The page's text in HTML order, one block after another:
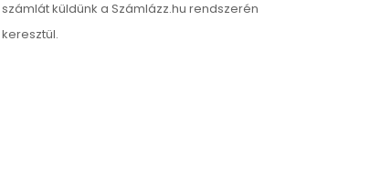
számlát küldünk a Számlázz.hu rendszerén
keresztül.